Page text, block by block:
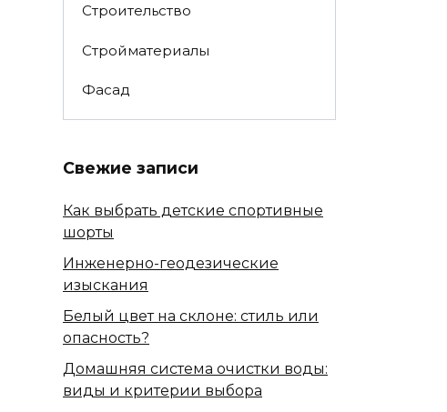
Строительство
Стройматериалы
Фасад
Свежие записи
Как выбрать детские спортивные
шорты
Инженерно-геодезические
изыскания
Белый цвет на склоне: стиль или
опасность?
Домашняя система очистки воды:
виды и критерии выбора